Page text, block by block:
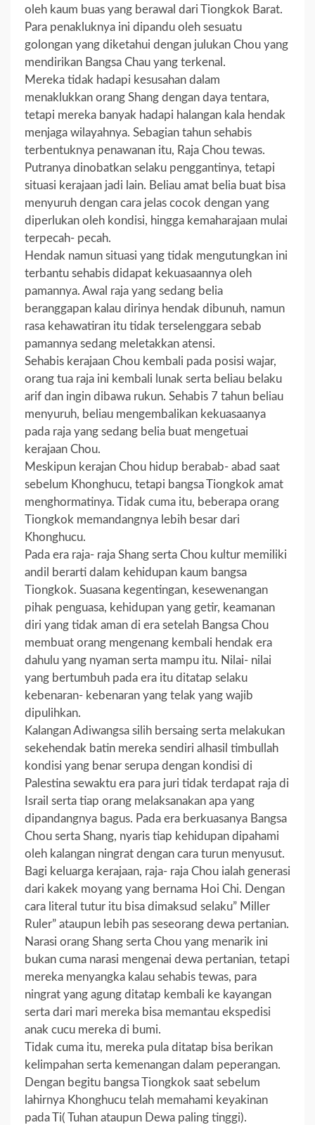
oleh kaum buas yang berawal dari Tiongkok Barat.
Para penakluknya ini dipandu oleh sesuatu
golongan yang diketahui dengan julukan Chou yang
mendirikan Bangsa Chau yang terkenal.
Mereka tidak hadapi kesusahan dalam
menaklukkan orang Shang dengan daya tentara,
tetapi mereka banyak hadapi halangan kala hendak
menjaga wilayahnya. Sebagian tahun sehabis
terbentuknya penawanan itu, Raja Chou tewas.
Putranya dinobatkan selaku penggantinya, tetapi
situasi kerajaan jadi lain. Beliau amat belia buat bisa
menyuruh dengan cara jelas cocok dengan yang
diperlukan oleh kondisi, hingga kemaharajaan mulai
terpecah- pecah.
Hendak namun situasi yang tidak mengutungkan ini
terbantu sehabis didapat kekuasaannya oleh
pamannya. Awal raja yang sedang belia
beranggapan kalau dirinya hendak dibunuh, namun
rasa kehawatiran itu tidak terselenggara sebab
pamannya sedang meletakkan atensi.
Sehabis kerajaan Chou kembali pada posisi wajar,
orang tua raja ini kembali lunak serta beliau belaku
arif dan ingin dibawa rukun. Sehabis 7 tahun beliau
menyuruh, beliau mengembalikan kekuasaanya
pada raja yang sedang belia buat mengetuai
kerajaan Chou.
Meskipun kerajan Chou hidup berabab- abad saat
sebelum Khonghucu, tetapi bangsa Tiongkok amat
menghormatinya. Tidak cuma itu, beberapa orang
Tiongkok memandangnya lebih besar dari
Khonghucu.
Pada era raja- raja Shang serta Chou kultur memiliki
andil berarti dalam kehidupan kaum bangsa
Tiongkok. Suasana kegentingan, kesewenangan
pihak penguasa, kehidupan yang getir, keamanan
diri yang tidak aman di era setelah Bangsa Chou
membuat orang mengenang kembali hendak era
dahulu yang nyaman serta mampu itu. Nilai- nilai
yang bertumbuh pada era itu ditatap selaku
kebenaran- kebenaran yang telak yang wajib
dipulihkan.
Kalangan Adiwangsa silih bersaing serta melakukan
sekehendak batin mereka sendiri alhasil timbullah
kondisi yang benar serupa dengan kondisi di
Palestina sewaktu era para juri tidak terdapat raja di
Israil serta tiap orang melaksanakan apa yang
dipandangnya bagus. Pada era berkuasanya Bangsa
Chou serta Shang, nyaris tiap kehidupan dipahami
oleh kalangan ningrat dengan cara turun menyusut.
Bagi keluarga kerajaan, raja- raja Chou ialah generasi
dari kakek moyang yang bernama Hoi Chi. Dengan
cara literal tutur itu bisa dimaksud selaku” Miller
Ruler” ataupun lebih pas seseorang dewa pertanian.
Narasi orang Shang serta Chou yang menarik ini
bukan cuma narasi mengenai dewa pertanian, tetapi
mereka menyangka kalau sehabis tewas, para
ningrat yang agung ditatap kembali ke kayangan
serta dari mari mereka bisa memantau ekspedisi
anak cucu mereka di bumi.
Tidak cuma itu, mereka pula ditatap bisa berikan
kelimpahan serta kemenangan dalam peperangan.
Dengan begitu bangsa Tiongkok saat sebelum
lahirnya Khonghucu telah memahami keyakinan
pada Ti( Tuhan ataupun Dewa paling tinggi).